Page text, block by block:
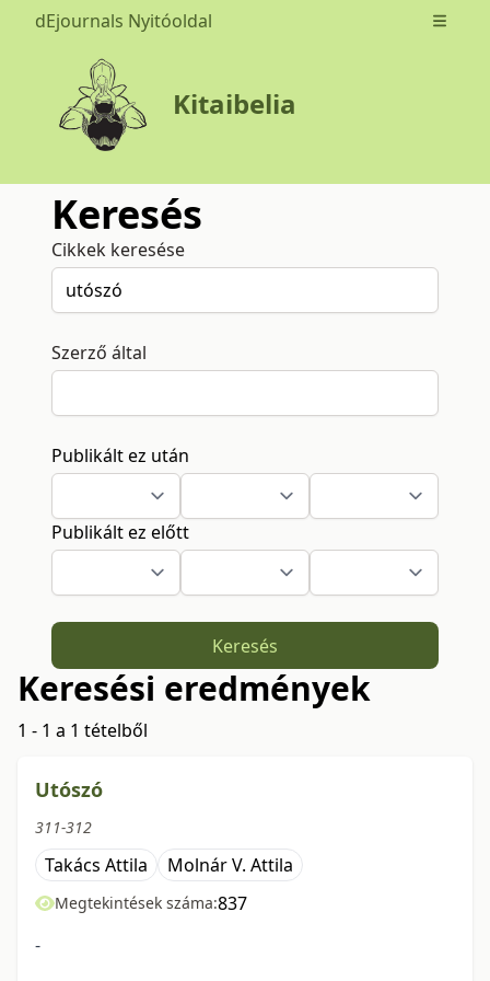
dEjournals Nyitóoldal Open
Kitaibelia
Keresés
Cikkek keresése
Szerző által
Publikált ez után
Publikált ez előtt
Keresés
Keresési eredmények
1 - 1 a 1 tételből
Utószó
311-312
Takács Attila Molnár V. Attila
Megtekintések száma:837
-